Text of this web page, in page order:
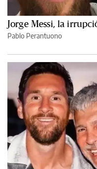
Jorge Messi, la
Pablo Perantuono